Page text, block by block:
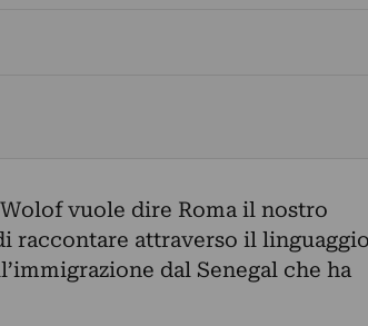
vuole dire Roma il nostro
raccontare attraverso il
dal Senegal che ha